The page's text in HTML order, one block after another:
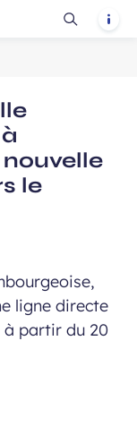
Aller à laOuvrir
le
ligne directe
à partir du 20